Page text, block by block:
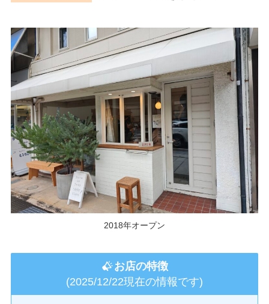
2018年オープン
お店の特徴
(2025/12/22現在の情報です)